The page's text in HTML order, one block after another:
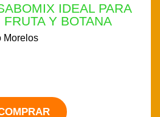
IDEAL PARA
Y BOTANA
Morelos